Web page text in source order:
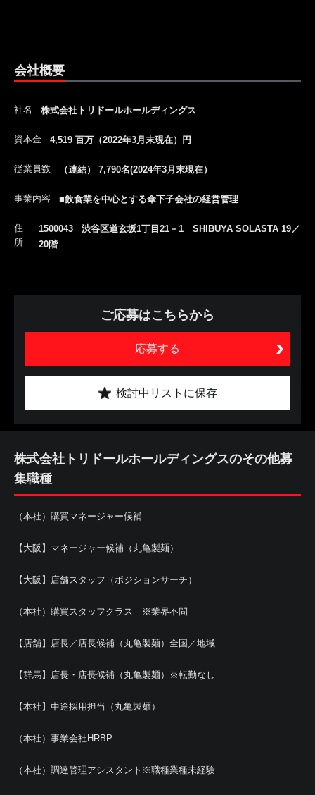
会社概要
社名 株式会社トリドールホールディングス
資本金 4,519 百万（2022年3月末現在）円
従業員数 （連結） 7,790名(2024年3月末現在）
事業内容 ■飲食業を中心とする傘下子会社の経営管理
住
所
1500043 渋谷区道玄坂1丁目21－1 SHIBUYA SOLASTA 19／
20階
ご応募はこちらから
応募する
検討中リストに保存
株式会社トリドールホールディングスのその他募
集職種
（本社）購買マネージャー候補
【大阪】マネージャー候補（丸亀製麺）
【大阪】店舗スタッフ（ポジションサーチ）
（本社）購買スタッフクラス ※業界不問
【店舗】店長／店長候補（丸亀製麺）全国／地域
【群馬】店長・店長候補（丸亀製麺）※転勤なし
【本社】中途採用担当（丸亀製麺）
（本社）事業会社HRBP
（本社）調達管理アシスタント※職種業種未経験